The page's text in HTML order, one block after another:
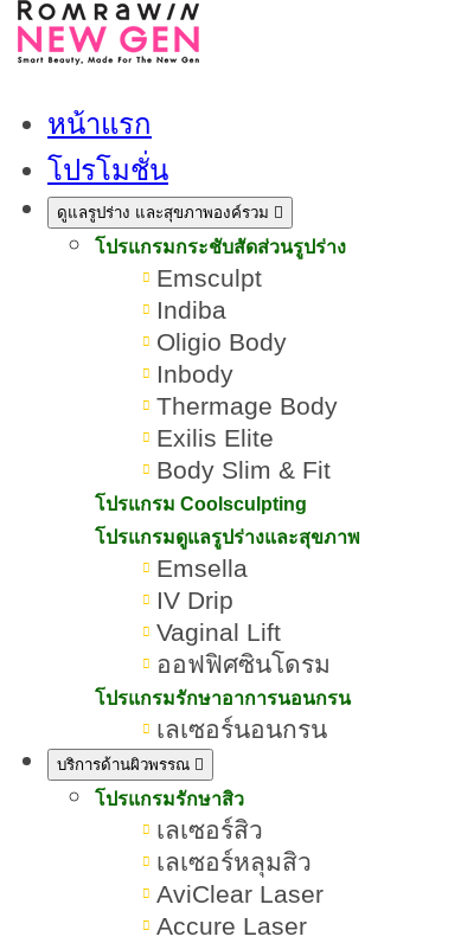
หน้าแรก
โปรโมชั่น
ดูแลรูปร่าง และสุขภาพองค์รวม
โปรแกรมกระชับสัดส่วนรูปร่าง
Emsculpt
Indiba
Oligio Body
Inbody
Thermage Body
Exilis Elite
Body Slim & Fit
โปรแกรม Coolsculpting
โปรแกรมดูแลรูปร่างและสุขภาพ
Emsella
IV Drip
Vaginal Lift
ออฟฟิศซินโดรม
โปรแกรมรักษาอาการนอนกรน
เลเซอร์นอนกรน
บริการด้านผิวพรรณ
โปรแกรมรักษาสิว
เลเซอร์สิว
เลเซอร์หลุมสิว
AviClear Laser
Accure Laser